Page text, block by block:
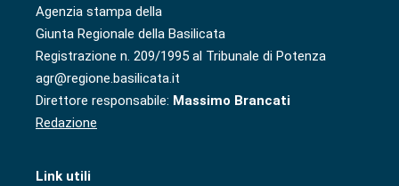
Agenzia stampa della
Giunta Regionale della Basilicata
Registrazione n. 209/1995 al Tribunale di Potenza
agr@regione.basilicata.it
Direttore responsabile: Massimo Brancati
Redazione
Link utili